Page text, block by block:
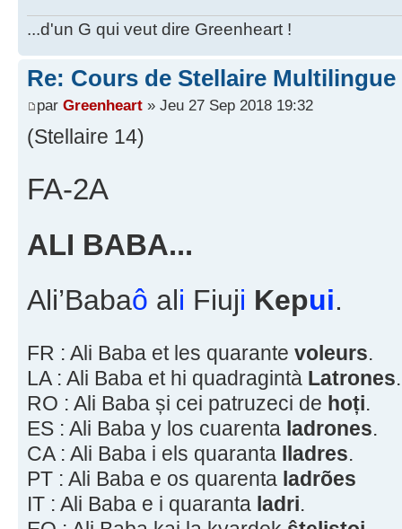
...d'un G qui veut dire Greenheart !
Re: Cours de Stellaire
par Greenheart » Jeu 27 Sep 2018 19:32
(Stellaire 14)
FA-2A
ALI BABA...
Ali’Babaô ali Fiuji Kepui.
FR : Ali Baba et les quarante voleurs.
LA : Ali Baba et hi quadragintà Latrones.
RO : Ali Baba și cei patruzeci de hoți.
ES : Ali Baba y los cuarenta ladrones.
CA : Ali Baba i els quaranta lladres.
PT : Ali Baba e os quarenta ladrões
IT : Ali Baba e i quaranta ladri.